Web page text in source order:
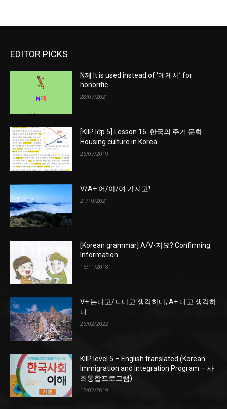
EDITOR PICKS
N께 It is used instead of ‘에게서’ for
honorific.
28/07/2021
[KIIP lớp 5] Lesson 16. 한국의 주거 문화
Housing culture in Korea
26/07/2019
V/A+ 어/아/여 가지고¹
21/10/2021
[Korean grammar] A/V-지요? Confirming
Information
16/11/2018
V+ 는다고/ㄴ다고 생각하다, A+ 다고 생각하
다
26/02/2022
KIIP level 5 – English translated (Korean
Immigration and Integration Program – 사
회통합프로그램)
12/02/2019